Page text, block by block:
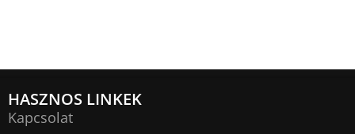
HASZNOS LINKEK
Kapcsolat